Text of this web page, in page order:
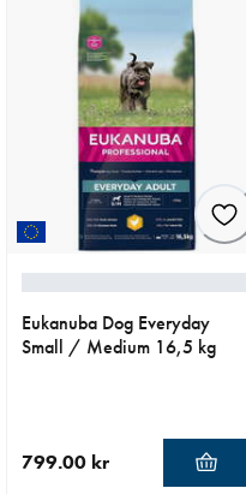
Eukanuba Dog Everyday
Small / Medium 16,5 kg
799.00 kr